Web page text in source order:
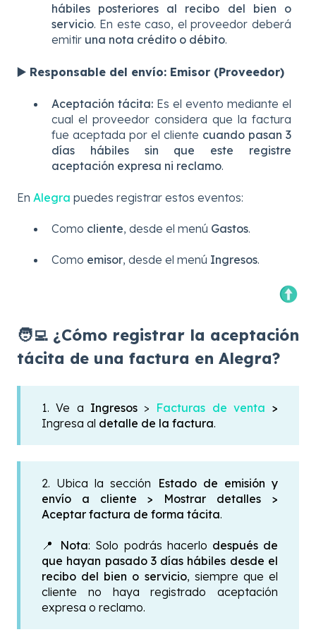
hábiles posteriores al recibo del bien o
servicio. En este caso, el proveedor deberá
emitir una nota crédito o débito.
▶️ Responsable del envío: Emisor (Proveedor)
Aceptación tácita: Es el evento mediante el
cual el proveedor considera que la factura
fue aceptada por el cliente cuando pasan 3
días hábiles sin que este registre
aceptación expresa ni reclamo.
En Alegra puedes registrar estos eventos:
Como cliente, desde el menú Gastos.
Como emisor, desde el menú Ingresos.
🧑‍💻 ¿Cómo registrar la aceptación
tácita de una factura en Alegra?
1. Ve a Ingresos> Facturas de venta >
Ingresa al detalle de la factura.
2. Ubica la sección
Estado de emisión y
envío a cliente >
Mostrar detalles >
Aceptar factura de forma tácita.
📍 Nota: Solo podrás hacerlo después de
que hayan pasado 3 días hábiles desde el
recibo del bien o servicio, siempre que el
cliente no haya registrado aceptación
expresa o reclamo.